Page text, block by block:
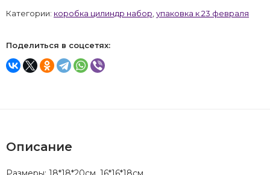
Категории: коробка цилиндр набор упаковка к 23 февраля
Поделиться в соцсетях:
Описание